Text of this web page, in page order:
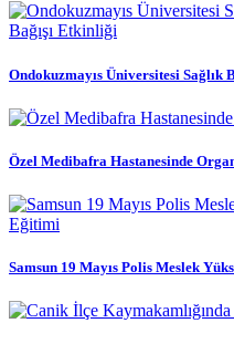
Ondokuzmayıs Üniversitesi
Özel Medibafra Hastanesinde
Samsun 19 Mayıs Polis Meslek